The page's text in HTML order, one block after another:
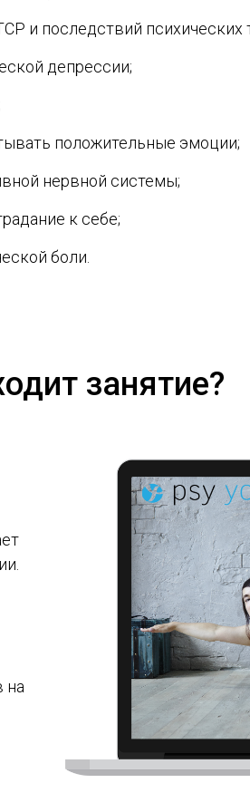
и последствий психических
депрессии;
положительные эмоции;
нервной системы;
к себе;
боли.
занятие?
на